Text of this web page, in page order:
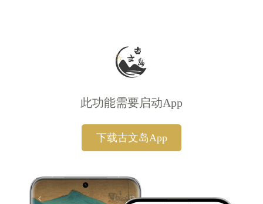
此功能需要启动App
下载古文岛App